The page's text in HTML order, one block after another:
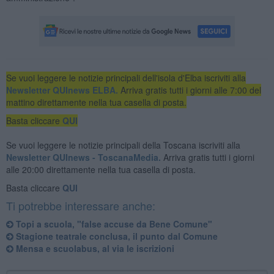
Se vuoi leggere le notizie principali dell'isola d'Elba iscriviti alla
Newsletter QUInews ELBA. Arriva gratis tutti i giorni alle 7:00 del
mattino direttamente nella tua casella di posta.
Basta cliccare QUI
Se vuoi leggere le notizie principali della Toscana iscriviti alla
Newsletter QUInews - ToscanaMedia. Arriva gratis tutti i giorni
alle 20:00 direttamente nella tua casella di posta.
Basta cliccare QUI
Ti potrebbe interessare anche:
Topi a scuola, "false accuse da Bene Comune"
Stagione teatrale conclusa, il punto dal Comune
Mensa e scuolabus, al via le iscrizioni